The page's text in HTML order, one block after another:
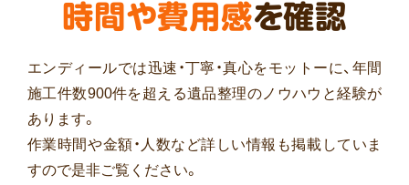
時間や費用感を確認
エンディールでは迅速・丁寧・真心をモットーに、年間
施工件数900件を超える遺品整理のノウハウと経験が
あります。
作業時間や金額・人数など詳しい情報も掲載していま
すので是非ご覧ください。